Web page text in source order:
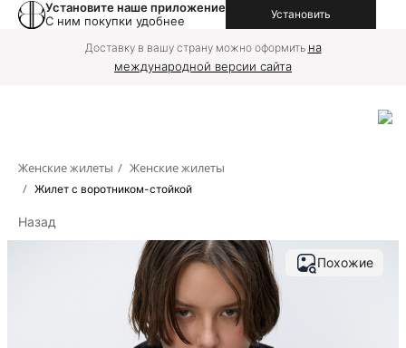
Установите наше приложение
С ним покупки удобнее
Установить
Доставку в вашу страну можно оформить на
международной версии сайта
Женские жилеты / Женские жилеты
/ Жилет с воротником-стойкой
Назад
Похожие